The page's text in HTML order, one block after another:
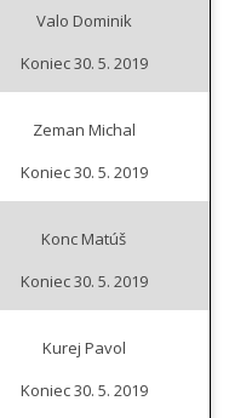
Valo Dominik
Koniec 30. 5. 2019
Zeman Michal
Koniec 30. 5. 2019
Konc Matúš
Koniec 30. 5. 2019
Kurej Pavol
Koniec 30. 5. 2019